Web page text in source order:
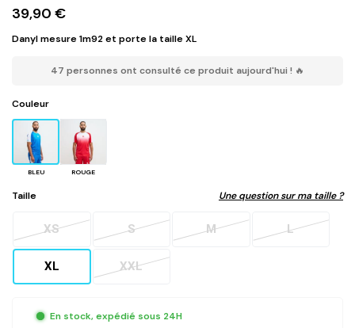
39,90 €
Danyl mesure 1m92 et porte la taille XL
47 personnes ont consulté ce produit aujourd'hui ! 🔥
Couleur
BLEU ROUGE
Taille Une question sur ma taille ?
XS S M L
XL XXL
En stock, expédié sous 24H